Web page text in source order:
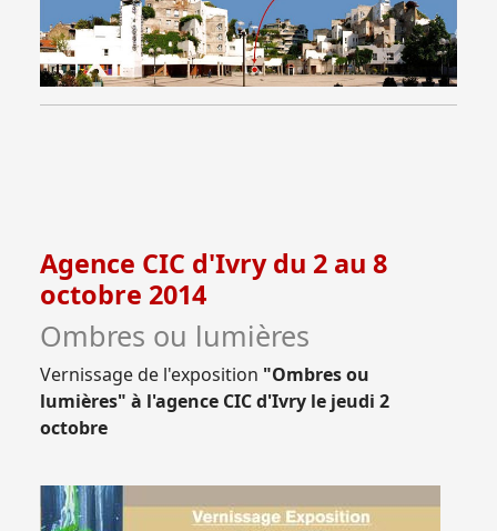
Agence CIC d'Ivry du 2 au 8
octobre 2014
Ombres ou lumières
Vernissage de l'exposition "Ombres ou
lumières" à l'agence CIC d'Ivry le jeudi 2
octobre